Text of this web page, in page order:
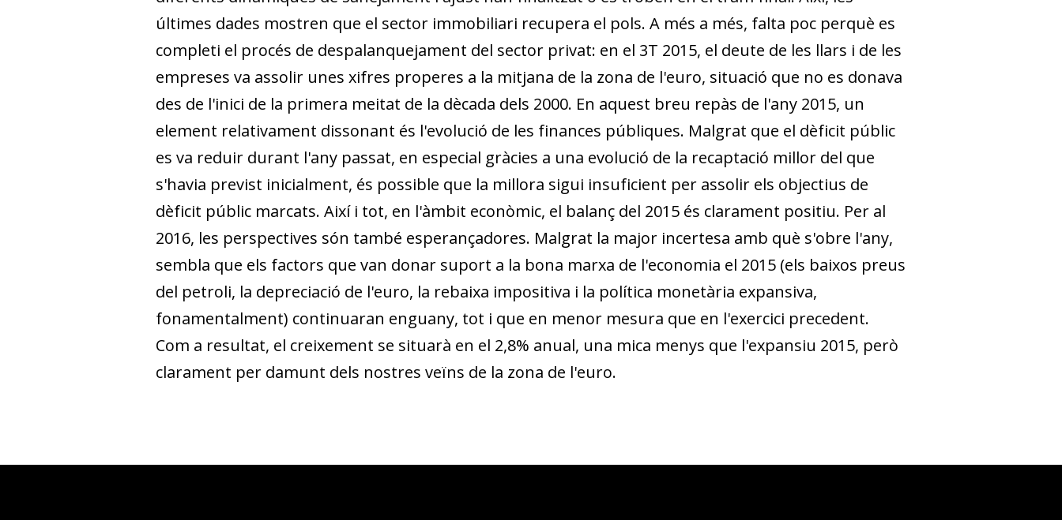
últimes dades mostren que el sector immobiliari recupera el pols. A més a més, falta poc perquè es
completi el procés de despalanquejament del sector privat: en el 3T 2015, el deute de les llars i de les
empreses va assolir unes xifres properes a la mitjana de la zona de l'euro, situació que no es donava
des de l'inici de la primera meitat de la dècada dels 2000. En aquest breu repàs de l'any 2015, un
element relativament dissonant és l'evolució de les fi­­nan­­ces públiques. Malgrat que el dèficit públic
es va reduir durant l'any passat, en especial gràcies a una evolució de la recaptació millor del que
s'havia previst inicialment, és pos­­sible que la millora sigui insuficient per assolir els ob­­jectius de
dèficit públic marcats. Així i tot, en l'àmbit econòmic, el balanç del 2015 és clarament positiu. Per al
2016, les perspectives són també esperançadores. Malgrat la major incertesa amb què s'obre l'any,
sembla que els factors que van donar suport a la bona marxa de l'economia el 2015 (els baixos preus
del petroli, la depreciació de l'euro, la re­­baixa impositiva i la política monetària expansiva,
fonamentalment) continuaran enguany, tot i que en menor me­­sura que en l'exercici precedent.
Com a resultat, el creixement se situarà en el 2,8% anual, una mica menys que l'expansiu 2015, però
clarament per damunt dels nostres veïns de la zona de l'euro.